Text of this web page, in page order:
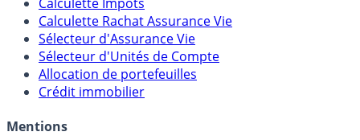
Calculateur d'intérêts
Calculette Impôts
Calculette Rachat Assurance Vie
Sélecteur d'Assurance Vie
Sélecteur d'Unités de Compte
Allocation de portefeuilles